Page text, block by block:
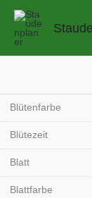
Zum
springen
Blütenfarbe
Blütezeit
Blatt
Blattfarbe